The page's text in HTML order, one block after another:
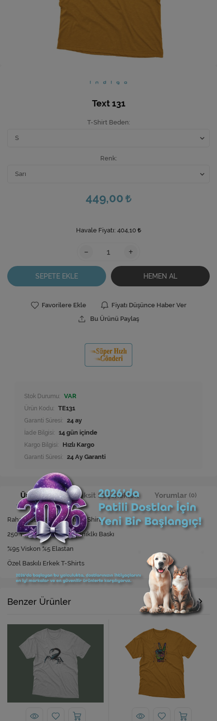
Text 131
T-Shirt Beden
Renk
449,00
Havale Fiyatı: 404,10
- +
SEPETE EKLE HEMEN AL
Favorilere Ekle
Fiyatı Düşünce Haber Ver
Bu Ürünü Paylaş
Stok Durumu: VAR
Ürün Kodu: TE131
Garanti Süresi: 24 ay
İade Bilgisi:
Kargo Bilgisi: Hızlı Kargo
Garanti Süresi: 24 Ay Garanti
Ürün Bilgisi Taksit Seçenekleri Yorumlar (0)
Rahat Kesim Özel Baskılı T-Shirt
250 Yıkamaya Kadar Dayanıklkı Baskı
%95 Viskon %5 Elastan
Özel Baskılı Erkek T-Shirts
Benzer Ürünler